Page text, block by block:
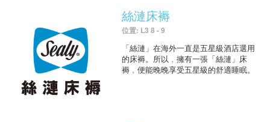
絲漣床褥
位置: L3 8 - 9
「絲漣」在海外一直是五星級酒店選用
的床褥。所以﹐擁有一張「絲漣」床
褥﹐便能晚晚享受五星級的舒適睡眠。